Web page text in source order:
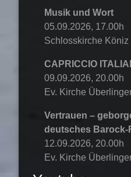
Musik und Wort
05.09.2026, 17.00h
Schlosskirche Köniz
CAPRICCIO
09.09.2026, 20.00h
Ev. Kirche
Vertrauen –
deutsches Barock-
12.09.2026, 20.00h
Ev. Kirche